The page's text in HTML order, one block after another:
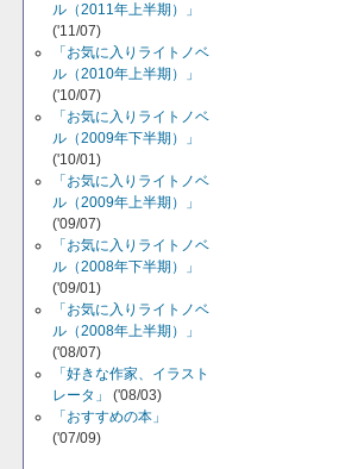
ル（2011年上半期）」
('11/07)
「お気に入りライトノベ
ル（2010年上半期）」
('10/07)
「お気に入りライトノベ
ル（2009年下半期）」
('10/01)
「お気に入りライトノベ
ル（2009年上半期）」
('09/07)
「お気に入りライトノベ
ル（2008年下半期）」
('09/01)
「お気に入りライトノベ
ル（2008年上半期）」
('08/07)
「好きな作家、イラスト
レータ」
('08/03)
「おすすめの本」
('07/09)